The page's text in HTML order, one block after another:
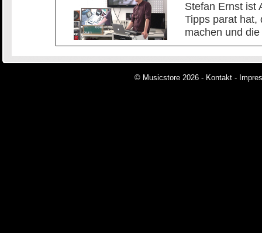
Stefan Ernst ist
Tipps parat hat,
machen und
© Musicstore 2026 - Kontakt -